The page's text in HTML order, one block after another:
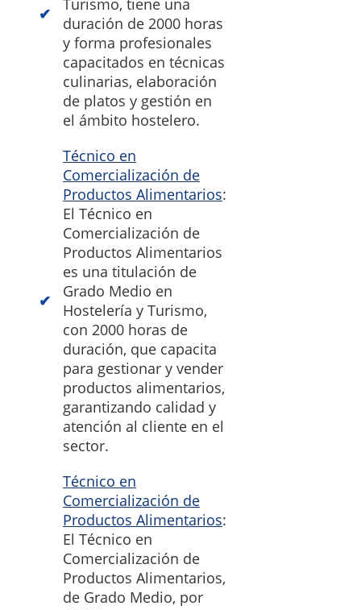
Turismo, tiene una
duración de 2000 horas
y forma profesionales
capacitados en técnicas
culinarias, elaboración
de platos y gestión en
el ámbito hostelero.
Técnico en
Comercialización de
Productos Alimentarios:
El Técnico en
Comercialización de
Productos Alimentarios
es una titulación de
Grado Medio en
Hostelería y Turismo,
con 2000 horas de
duración, que capacita
para gestionar y vender
productos alimentarios,
garantizando calidad y
atención al cliente en el
sector.
Técnico en
Comercialización de
Productos Alimentarios:
El Técnico en
Comercialización de
Productos Alimentarios,
de Grado Medio, por